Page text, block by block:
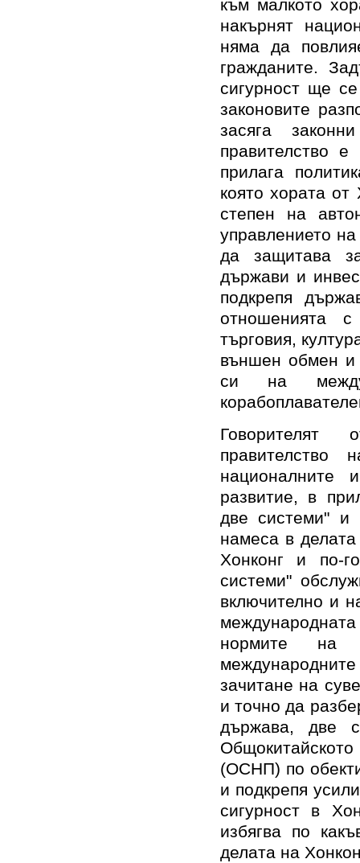
към малкото
накърнят
няма да
гражданите.
сигурност ще
законовите
засяга
правителство
прилага
която хората от
степен на
управлението
да защитава
държави и
подкрепя
отношенията
търговия,
външен обмен и
си на
Говорителят
националните
развитие, в
две системи" и
намеса в
Хонконг и по-
системи"
включително и
нормите на
зачитане на
и точно да
държава, две
(ОСНП) по
и подкрепя
сигурност в
избягва по
делата на